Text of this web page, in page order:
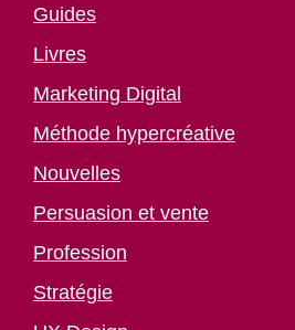
Guides
Livres
Marketing Digital
Méthode hypercréative
Nouvelles
Persuasion et vente
Profession
Stratégie